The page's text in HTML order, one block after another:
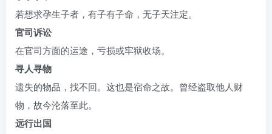
若想求孕生子者，有子有子命，无子天注定。
官司诉讼
在官司方面的运途，亏损或牢狱收场。
寻人寻物
遗失的物品，找不回。这也是宿命之故。曾经盗取他人财
物，故今沦落至此。
远行出国